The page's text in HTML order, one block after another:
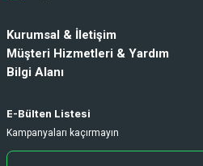
Kurumsal & İletişim
Müşteri Hizmetleri & Yardım
Bilgi Alanı
E-Bülten Listesi
Kampanyaları kaçırmayın